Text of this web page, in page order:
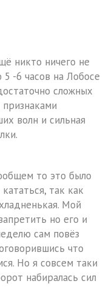
никто ничего не
-6 часов на Лобосе
сложных
волн и сильная
то это было
так как
Мой
но его и
сам повёз
что
Но я совсем таки
набиралась сил